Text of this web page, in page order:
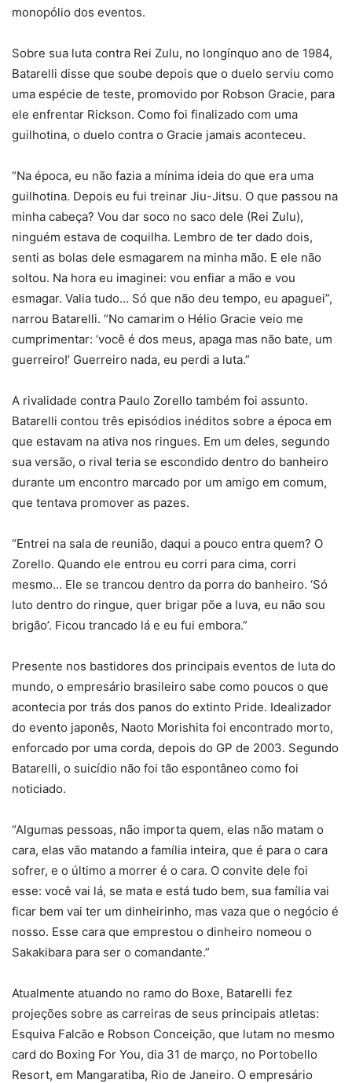
monopólio dos eventos.
Sobre sua luta contra Rei Zulu, no longínquo ano de 1984,
Batarelli disse que soube depois que o duelo serviu como
uma espécie de teste, promovido por Robson Gracie, para
ele enfrentar Rickson. Como foi finalizado com uma
guilhotina, o duelo contra o Gracie jamais aconteceu.
“Na época, eu não fazia a mínima ideia do que era uma
guilhotina. Depois eu fui treinar Jiu-Jitsu. O que passou na
minha cabeça? Vou dar soco no saco dele (Rei Zulu),
ninguém estava de coquilha. Lembro de ter dado dois,
senti as bolas dele esmagarem na minha mão. E ele não
soltou. Na hora eu imaginei: vou enfiar a mão e vou
esmagar. Valia tudo… Só que não deu tempo, eu apaguei”,
narrou Batarelli. “No camarim o Hélio Gracie veio me
cumprimentar: ‘você é dos meus, apaga mas não bate, um
guerreiro!’ Guerreiro nada, eu perdi a luta.”
A rivalidade contra Paulo Zorello também foi assunto.
Batarelli contou três episódios inéditos sobre a época em
que estavam na ativa nos ringues. Em um deles, segundo
sua versão, o rival teria se escondido dentro do banheiro
durante um encontro marcado por um amigo em comum,
que tentava promover as pazes.
“Entrei na sala de reunião, daqui a pouco entra quem? O
Zorello. Quando ele entrou eu corri para cima, corri
mesmo… Ele se trancou dentro da porra do banheiro. ‘Só
luto dentro do ringue, quer brigar põe a luva, eu não sou
brigão’. Ficou trancado lá e eu fui embora.”
Presente nos bastidores dos principais eventos de luta do
mundo, o empresário brasileiro sabe como poucos o que
acontecia por trás dos panos do extinto Pride. Idealizador
do evento japonês, Naoto Morishita foi encontrado morto,
enforcado por uma corda, depois do GP de 2003. Segundo
Batarelli, o suicídio não foi tão espontâneo como foi
noticiado.
“Algumas pessoas, não importa quem, elas não matam o
cara, elas vão matando a família inteira, que é para o cara
sofrer, e o último a morrer é o cara. O convite dele foi
esse: você vai lá, se mata e está tudo bem, sua família vai
ficar bem vai ter um dinheirinho, mas vaza que o negócio é
nosso. Esse cara que emprestou o dinheiro nomeou o
Sakakibara para ser o comandante.”
Atualmente atuando no ramo do Boxe, Batarelli fez
projeções sobre as carreiras de seus principais atletas:
Esquiva Falcão e Robson Conceição, que lutam no mesmo
card do Boxing For You, dia 31 de março, no Portobello
Resort, em Mangaratiba, Rio de Janeiro. O empresário